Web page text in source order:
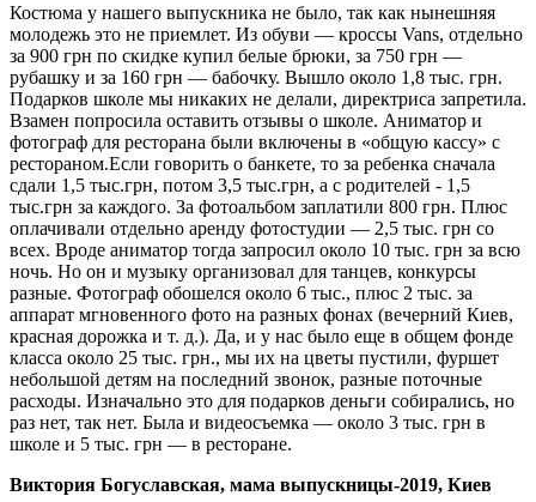
Костюма у нашего выпускника не было, так как нынешняя
молодежь это не приемлет. Из обуви — кроссы Vans, отдельно
за 900 грн по скидке купил белые брюки, за 750 грн —
рубашку и за 160 грн — бабочку. Вышло около 1,8 тыс. грн.
Подарков школе мы никаких не делали, директриса запретила.
Взамен попросила оставить отзывы о школе. Аниматор и
фотограф для ресторана были включены в «общую кассу» с
рестораном.Если говорить о банкете, то за ребенка сначала
сдали 1,5 тыс.грн, потом 3,5 тыс.грн, а с родителей - 1,5
тыс.грн за каждого. За фотоальбом заплатили 800 грн. Плюс
оплачивали отдельно аренду фотостудии — 2,5 тыс. грн со
всех. Вроде аниматор тогда запросил около 10 тыс. грн за всю
ночь. Но он и музыку организовал для танцев, конкурсы
разные. Фотограф обошелся около 6 тыс., плюс 2 тыс. за
аппарат мгновенного фото на разных фонах (вечерний Киев,
красная дорожка и т. д.). Да, и у нас было еще в общем фонде
класса около 25 тыс. грн., мы их на цветы пустили, фуршет
небольшой детям на последний звонок, разные поточные
расходы. Изначально это для подарков деньги собирались, но
раз нет, так нет. Была и видеосъемка — около 3 тыс. грн в
школе и 5 тыс. грн — в ресторане.
Виктория Богуславская, мама выпускницы-2019, Киев